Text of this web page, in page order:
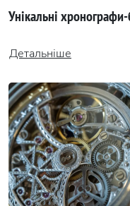
Унікальні
Детальніше